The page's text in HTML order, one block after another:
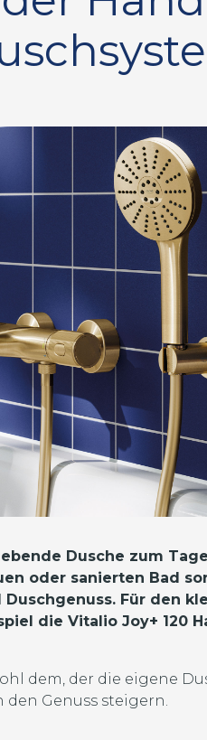
Dusche zum
oder sanierten Bad
Für den
die Vitalio Joy+ 120
dem, der die eigene
den Genuss steigern.